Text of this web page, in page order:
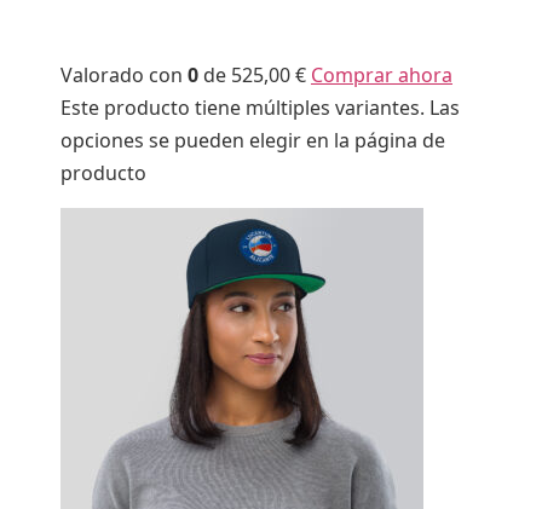
Valorado con 0 de 525,00 € Comprar ahora
Este producto tiene múltiples variantes. Las
opciones se pueden elegir en la página de
producto